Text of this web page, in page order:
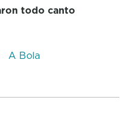
todo canto
A Bola